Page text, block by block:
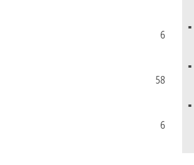
6
58
6